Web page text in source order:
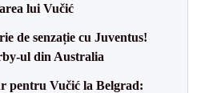
lui Vučić
de senzație cu Juventus!
ul din Australia
pentru Vučić la Belgrad: